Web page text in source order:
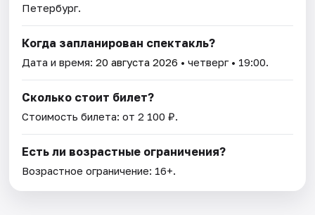
Петербург.
Когда запланирован спектакль?
Дата и время:20 августа 2026 • четверг • 19:00.
Сколько стоит билет?
Стоимость билета: от 2 100 ₽.
Есть ли возрастные ограничения?
Возрастное ограничение: 16+.